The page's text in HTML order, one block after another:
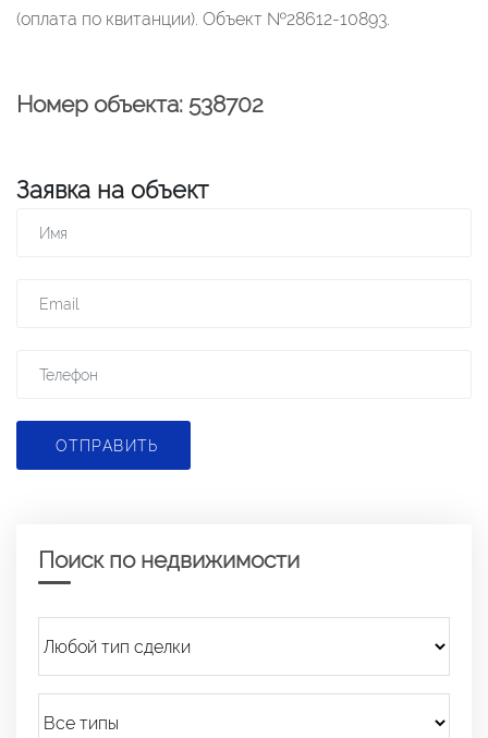
(оплата по квитанции). Объект №28612-10893.
Номер объекта: 538702
Заявка на объект
ОТПРАВИТЬ
Поиск по недвижимости